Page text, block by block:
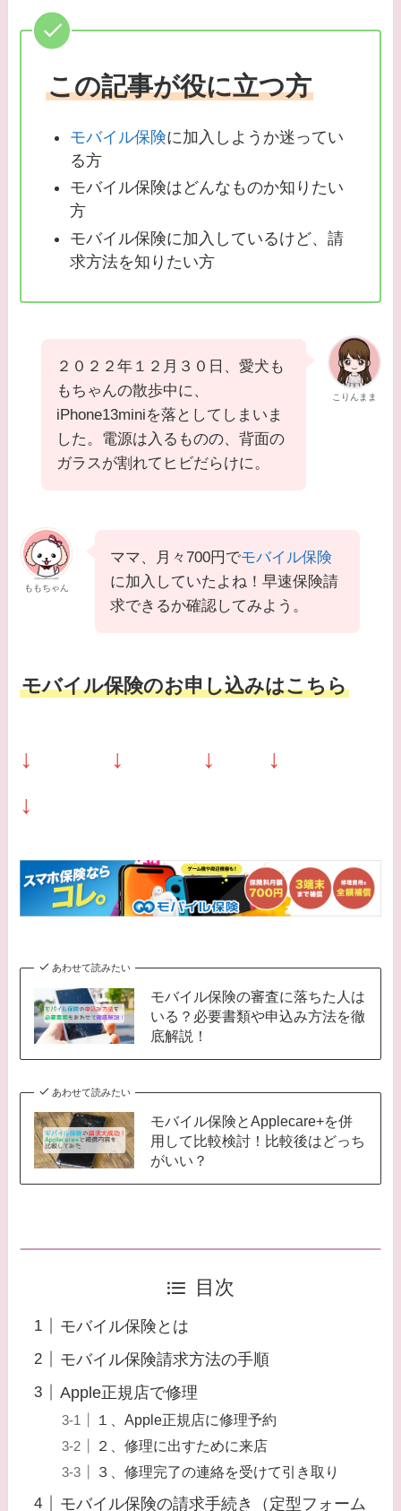
この記事が役に立つ方
モバイル保険に加入しようか迷ってい
る方
モバイル保険はどんなものか知りたい
方
モバイル保険に加入しているけど、請
求方法を知りたい方
こりんまま
２０２２年１２月３０日、愛犬も
もちゃんの散歩中に、
iPhone13miniを落としてしまいま
した。電源は入るものの、背面の
ガラスが割れてヒビだらけに。
ももちゃん
ママ、月々700円でモバイル保険
に加入していたよね！早速保険請
求できるか確認してみよう。
モバイル保険のお申し込みはこちら
↓ ↓ ↓ ↓
↓
あわせて読みたい
モバイル保険の審査に落ちた人は
いる？必要書類や申込み方法を徹
底解説！
あわせて読みたい
モバイル保険とApplecare+を併
用して比較検討！比較後はどっち
がいい？
目次
モバイル保険とは
モバイル保険請求方法の手順
Apple正規店で修理
１、Apple正規店に修理予約
２、修理に出すために来店
３、修理完了の連絡を受けて引き取り
モバイル保険の請求手続き（定型フォーム